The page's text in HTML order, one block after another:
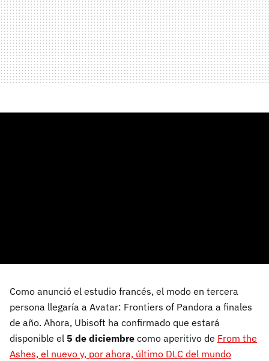
Como anunció el estudio francés, el modo en tercera
persona llegaría a Avatar: Frontiers of Pandora a finales
de año. Ahora, Ubisoft ha confirmado que estará
disponible el 5 de diciembre como aperitivo de From the
Ashes, el nuevo y, por ahora, último DLC del mundo